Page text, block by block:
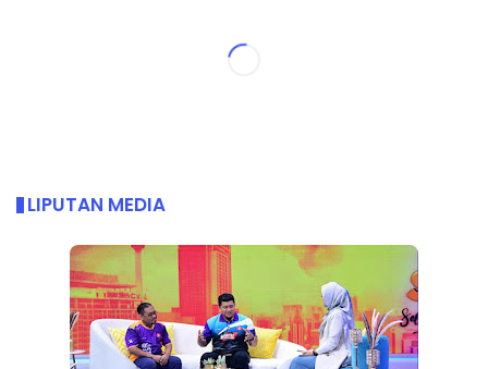
LIPUTAN MEDIA